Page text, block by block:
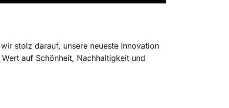
stolz darauf, unsere neueste Innovation
auf Schönheit, Nachhaltigkeit und